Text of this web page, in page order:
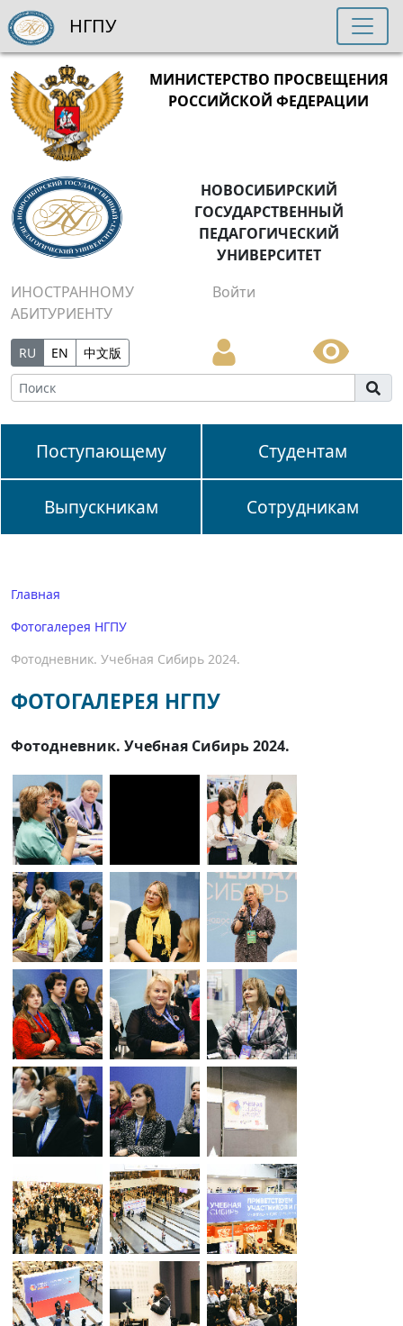
МИНИСТЕРСТВО ПРОСВЕЩЕНИЯ
РОССИЙСКОЙ ФЕДЕРАЦИИ
НОВОСИБИРСКИЙ
ГОСУДАРСТВЕННЫЙ
ПЕДАГОГИЧЕСКИЙ
УНИВЕРСИТЕТ
ИНОСТРАННОМУ
АБИТУРИЕНТУ
Войти
RU EN 中文版
Поступающему Студентам
Выпускникам Сотрудникам
НГПУ
Главная
Фотогалерея НГПУ
Фотодневник. Учебная Сибирь 2024.
ФОТОГАЛЕРЕЯ НГПУ
Фотодневник. Учебная Сибирь 2024.